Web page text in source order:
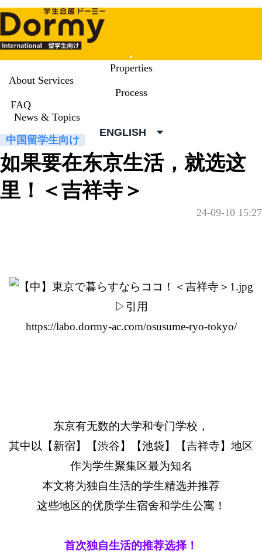
Mobile
Menu
Properties
About Services
Process
FAQ
News & Topics
ENGLISH
News & Topics
中国留学生向け
如果要在东京生活，就选这
里！＜吉祥寺＞
24-09-10 15:27
▷引用
https://labo.dormy-ac.com/osusume-ryo-tokyo/
东京有无数的大学和专门学校，
其中以【新宿】【渋谷】【池袋】【吉祥寺】地区
作为学生聚集区最为知名
本文将为独自生活的学生精选并推荐
这些地区的优质学生宿舍和学生公寓！
首次独自生活的推荐选择！